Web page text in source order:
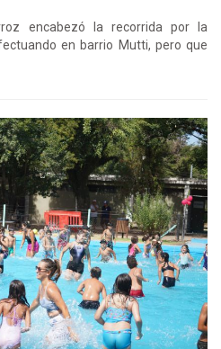
encabezó la recorrida por la
en barrio Mutti, pero que